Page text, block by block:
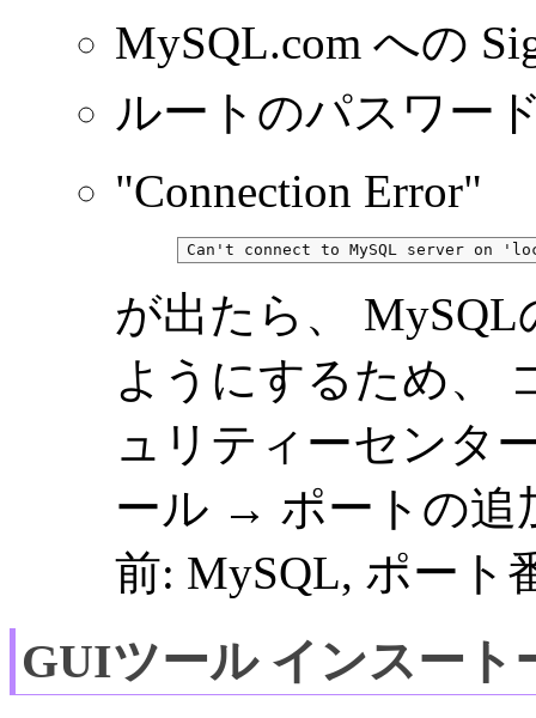
MySQL.com への
ルートのパスワー
"Connection Error"
Can't connect to MySQL server on
が出たら、
ようにするため、
ュリティーセンタ
ール → ポートの追
前: MySQL, ポート
GUIツール インスート